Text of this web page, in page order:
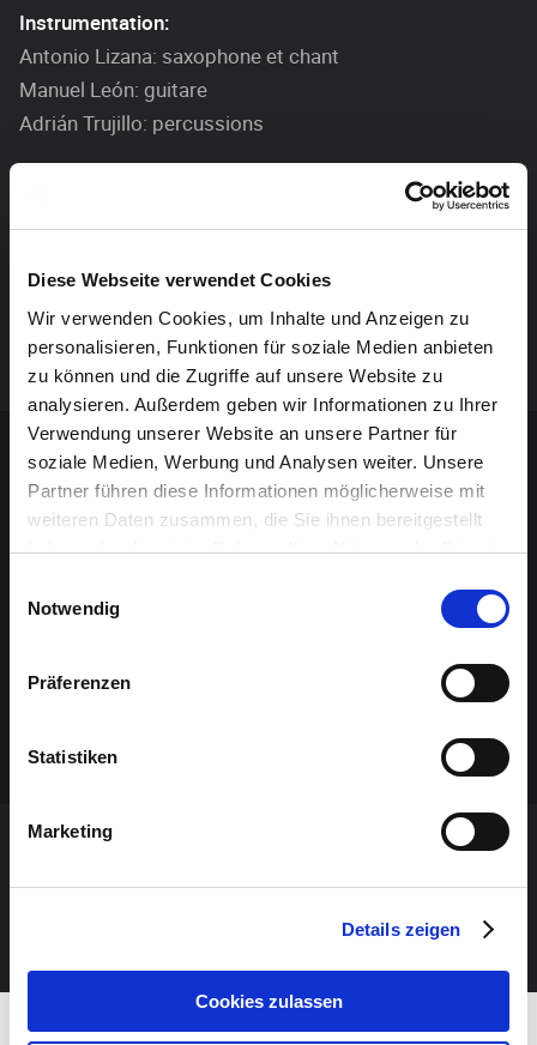
Diese Webseite verwendet Cookies
Wir verwenden Cookies, um Inhalte und Anzeigen zu
personalisieren, Funktionen für soziale Medien anbieten
zu können und die Zugriffe auf unsere Website zu
analysieren. Außerdem geben wir Informationen zu Ihrer
Verwendung unserer Website an unsere Partner für
soziale Medien, Werbung und Analysen weiter. Unsere
Partner führen diese Informationen möglicherweise mit
weiteren Daten zusammen, die Sie ihnen bereitgestellt
haben oder die sie im Rahmen Ihrer Nutzung der Dienste
Notwendig
Präferenzen
Statistiken
Marketing
Details zeigen
Cookies zulassen
Instrumentation:
Antonio Lizana: saxophone et chant
Manuel León: guitare
Adrián Trujillo: percussions
Avec le soutien de l’Ambassade d’Espagne en Belgique